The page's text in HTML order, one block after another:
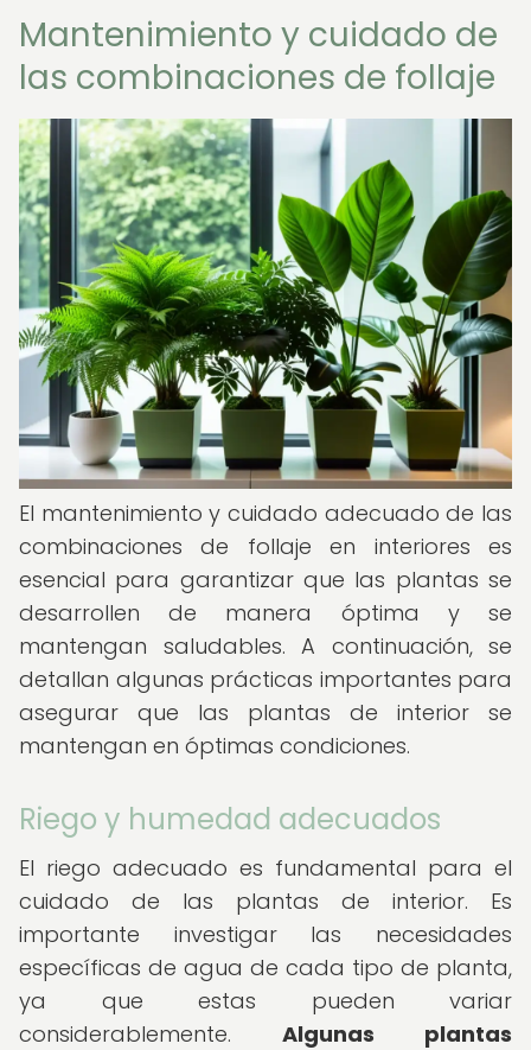
Mantenimiento y cuidado de
las combinaciones de follaje
El mantenimiento y cuidado adecuado de las
combinaciones de follaje en interiores es
esencial para garantizar que las plantas se
desarrollen de manera óptima y se
mantengan saludables. A continuación, se
detallan algunas prácticas importantes para
asegurar que las plantas de interior se
mantengan en óptimas condiciones.
Riego y humedad adecuados
El riego adecuado es fundamental para el
cuidado de las plantas de interior. Es
importante investigar las necesidades
específicas de agua de cada tipo de planta,
ya que estas pueden variar
considerablemente. Algunas plantas